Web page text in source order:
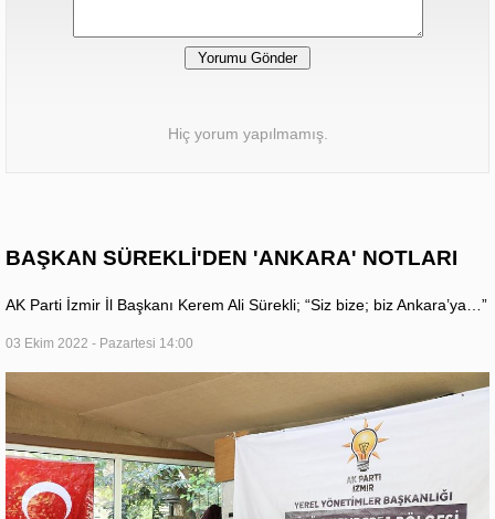
Hiç yorum yapılmamış.
BAŞKAN SÜREKLİ'DEN 'ANKARA' NOTLARI
AK Parti İzmir İl Başkanı Kerem Ali Sürekli; “Siz bize; biz Ankara’ya…”
03 Ekim 2022 - Pazartesi 14:00